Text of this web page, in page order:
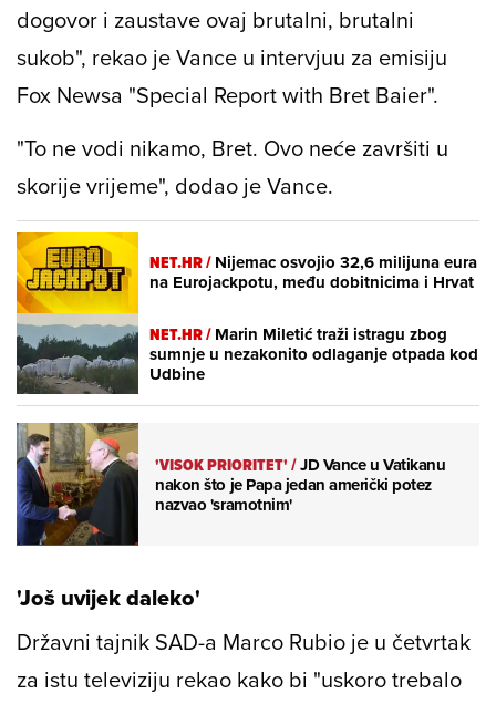
dogovor i zaustave ovaj brutalni, brutalni
sukob", rekao je Vance u intervjuu za emisiju
Fox Newsa "Special Report with Bret Baier".
"To ne vodi nikamo, Bret. Ovo neće završiti u
skorije vrijeme", dodao je Vance.
NET.HR /Nijemac osvojio 32,6 milijuna eura
na Eurojackpotu, među dobitnicima i Hrvat
NET.HR /Marin Miletić traži istragu zbog
sumnje u nezakonito odlaganje otpada kod
Udbine
'VISOK PRIORITET'/JD Vance u Vatikanu
nakon što je Papa jedan američki potez
nazvao 'sramotnim'
'Još uvijek daleko'
Državni tajnik SAD-a Marco Rubio je u četvrtak
za istu televiziju rekao kako bi "uskoro trebalo